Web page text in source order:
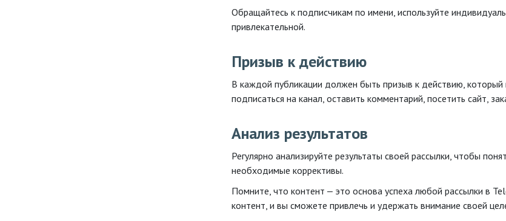
Обращайтесь к подписчикам по имени, используйте
привлекательной.
Призыв к действию
В каждой публикации должен быть призыв к действию,
подписаться на канал, оставить комментарий, посетить сайт,
Анализ результатов
Регулярно анализируйте результаты своей рассылки, чтобы
необходимые коррективы.
Помните, что контент ‒ это основа успеха любой рассылки в
контент, и вы сможете привлечь и удержать внимание своей